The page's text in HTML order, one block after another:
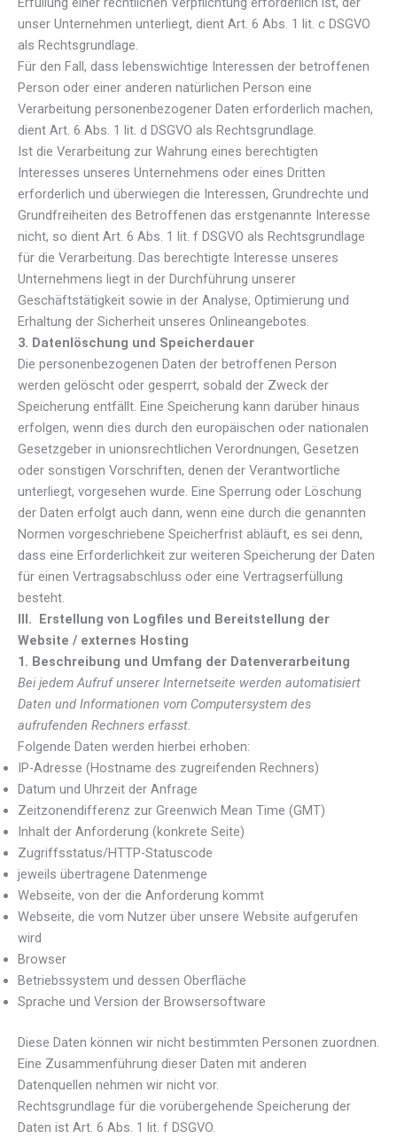
unser Unternehmen unterliegt, dient Art. 6 Abs. 1 lit. c DSGVO
als Rechtsgrundlage.
Für den Fall, dass lebenswichtige Interessen der betroffenen
Person oder einer anderen natürlichen Person eine
Verarbeitung personenbezogener Daten erforderlich machen,
dient Art. 6 Abs. 1 lit. d DSGVO als Rechtsgrundlage.
Ist die Verarbeitung zur Wahrung eines berechtigten
Interesses unseres Unternehmens oder eines Dritten
erforderlich und überwiegen die Interessen, Grundrechte und
Grundfreiheiten des Betroffenen das erstgenannte Interesse
nicht, so dient Art. 6 Abs. 1 lit. f DSGVO als Rechtsgrundlage
für die Verarbeitung. Das berechtigte Interesse unseres
Unternehmens liegt in der Durchführung unserer
Geschäftstätigkeit sowie in der Analyse, Optimierung und
Erhaltung der Sicherheit unseres Onlineangebotes.
3. Datenlöschung und Speicherdauer
Die personenbezogenen Daten der betroffenen Person
werden gelöscht oder gesperrt, sobald der Zweck der
Speicherung entfällt. Eine Speicherung kann darüber hinaus
erfolgen, wenn dies durch den europäischen oder nationalen
Gesetzgeber in unionsrechtlichen Verordnungen, Gesetzen
oder sonstigen Vorschriften, denen der Verantwortliche
unterliegt, vorgesehen wurde. Eine Sperrung oder Löschung
der Daten erfolgt auch dann, wenn eine durch die genannten
Normen vorgeschriebene Speicherfrist abläuft, es sei denn,
dass eine Erforderlichkeit zur weiteren Speicherung der Daten
für einen Vertragsabschluss oder eine Vertragserfüllung
besteht.
III. Erstellung von Logfiles und Bereitstellung der
Website / externes Hosting
1. Beschreibung und Umfang der Datenverarbeitung
Bei jedem Aufruf unserer Internetseite werden automatisiert
Daten und Informationen vom Computersystem des
aufrufenden Rechners erfasst.
Folgende Daten werden hierbei erhoben:
IP-Adresse (Hostname des zugreifenden Rechners)
Datum und Uhrzeit der Anfrage
Zeitzonendifferenz zur Greenwich Mean Time (GMT)
Inhalt der Anforderung (konkrete Seite)
Zugriffsstatus/HTTP-Statuscode
jeweils übertragene Datenmenge
Webseite, von der die Anforderung kommt
Webseite, die vom Nutzer über unsere Website aufgerufen
wird
Browser
Betriebssystem und dessen Oberfläche
Sprache und Version der Browsersoftware
Diese Daten können wir nicht bestimmten Personen zuordnen.
Eine Zusammenführung dieser Daten mit anderen
Datenquellen nehmen wir nicht vor.
Rechtsgrundlage für die vorübergehende Speicherung der
Daten ist Art. 6 Abs. 1 lit. f DSGVO.